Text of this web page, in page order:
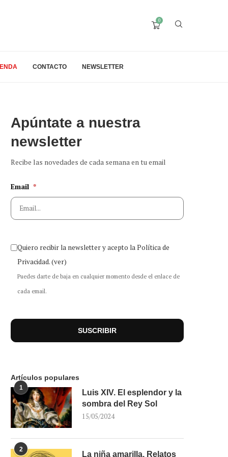
0
CONTACTO NEWSLETTER
Apúntate a nuestra
newsletter
Recibe las novedades de cada semana en tu email
Email *
Quiero recibir la newsletter y acepto la Política de
Privacidad.(ver)
Puedes darte de baja en cualquier momento desde el enlace de
cada email.
Artículos populares
1
Luis XIV. El esplendor y la
sombra del Rey Sol
15/05/2024
2
La niña amarilla. Relatos